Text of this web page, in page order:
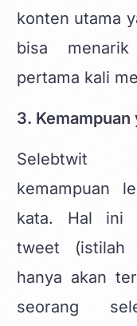
konten utama
bisa
pertama kali
3.
Selebtwit
kemampuan
kata. Hal ini
tweet (istilah
hanya akan
seorang